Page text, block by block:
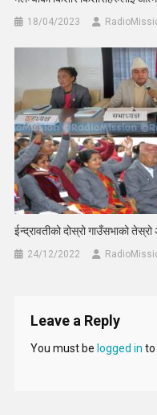
18/04/2023
ईन्द्रावतीको दोस्रो गाउँसभाको
24/12/2022
Leave a Reply
You must be logged in to